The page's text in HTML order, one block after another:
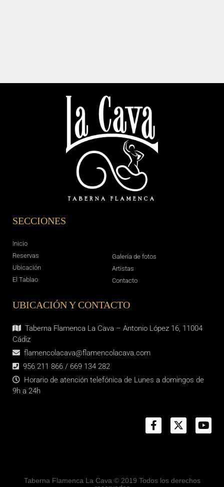
SECCIONES
Inicio
Reservas
Ubicación
El Tablao
Galería de fotos
Artistas
Contacto
UBICACIÓN Y CONTACTO
Taberna Flamenca La Cava – Antonio López 16, 11004
Cádiz
flamencolacava@flamencolacava.com
956 211 866 / 669 134 282
Horario de atención telefónica de Lunes a domingos de
9h a 24h
Taberna Flamenca La Cava © 2019 Todos los derechos